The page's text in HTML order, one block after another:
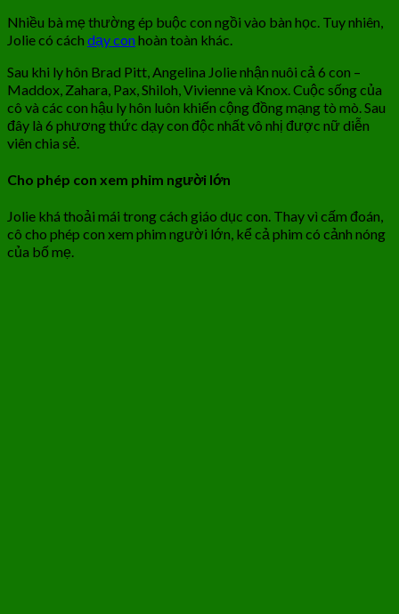
Nhiều bà mẹ thường ép buộc con ngồi vào bàn học. Tuy nhiên,
Jolie có cách dạy conhoàn toàn khác.
Sau khi ly hôn Brad Pitt, Angelina Jolie nhận nuôi cả 6 con –
Maddox, Zahara, Pax, Shiloh, Vivienne và Knox. Cuộc sống của
cô và các con hậu ly hôn luôn khiến cộng đồng mạng tò mò. Sau
đây là 6 phương thức dạy con độc nhất vô nhị được nữ diễn
viên chia sẻ.
Cho phép con xem phim người lớn
Jolie khá thoải mái trong cách giáo dục con. Thay vì cấm đoán,
cô cho phép con xem phim người lớn, kể cả phim có cảnh nóng
của bố mẹ.